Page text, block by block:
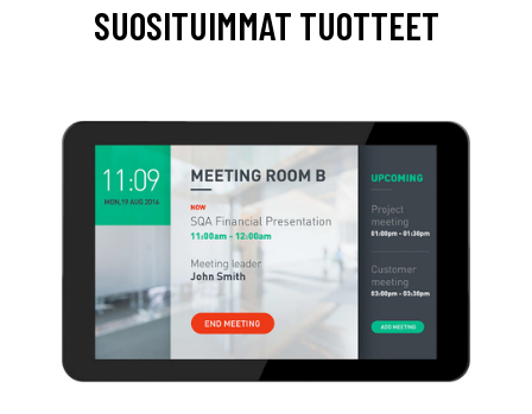
SUOSITUIMMAT TUOTTEET